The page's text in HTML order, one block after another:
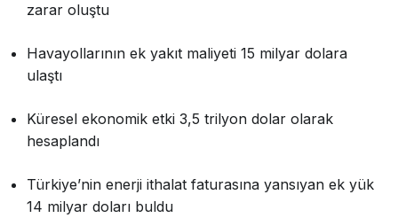
zarar oluştu
Havayollarının ek yakıt maliyeti 15 milyar dolara
ulaştı
Küresel ekonomik etki 3,5 trilyon dolar olarak
hesaplandı
Türkiye’nin enerji ithalat faturasına yansıyan ek yük
14 milyar doları buldu